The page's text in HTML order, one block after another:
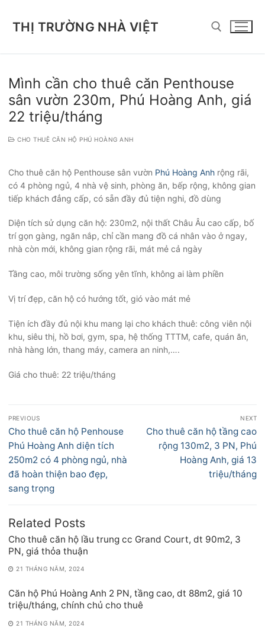
THỊ TRƯỜNG NHÀ VIỆT
Mình cần cho thuê căn Penthouse
sân vườn 230m, Phú Hoàng Anh, giá
22 triệu/tháng
CHO THUÊ CĂN HỘ PHÚ HOÀNG ANH
Cho thuê căn hộ Penthouse sân vườn Phú Hoàng Anh rộng rãi,
có 4 phòng ngủ, 4 nhà vệ sinh, phòng ăn, bếp rộng, không gian
tiếp khách đẳng cấp, có sẵn đầy đủ tiện nghi, đồ dùng
Diện tích sử dụng căn hộ: 230m2, nội thất Châu Âu cao cấp, bố
trí gọn gàng, ngăn nắp, chỉ cần mang đồ cá nhân vào ở ngay,
nhà còn mới, không gian rộng rãi, mát mẻ cả ngày
Tầng cao, môi trường sống yên tĩnh, không ai làm phiền
Vị trí đẹp, căn hộ có hướng tốt, gió vào mát mẻ
Tiện ích đầy đủ nội khu mang lại cho khách thuê: công viên nội
khu, siêu thị, hồ bơi, gym, spa, hệ thống TTTM, cafe, quán ăn,
nhà hàng lớn, thang máy, camera an ninh,….
Giá cho thuê: 22 triệu/tháng
Điều
hướng
bài
viết
PREVIOUS
Previous
post:
Cho thuê căn hộ Penhouse
Phú Hoàng Anh diện tích
250m2 có 4 phòng ngủ, nhà
đã hoàn thiện bao đẹp,
sang trọng
NEXT
Next
post:
Cho thuê căn hộ tầng cao
rộng 130m2, 3 PN, Phú
Hoàng Anh, giá 13
triệu/tháng
Related Posts
Cho thuê căn hộ lầu trung cc Grand Court, dt 90m2, 3
PN, giá thỏa thuận
21 THÁNG NĂM, 2024
Căn hộ Phú Hoàng Anh 2 PN, tầng cao, dt 88m2, giá 10
triệu/tháng, chính chủ cho thuê
21 THÁNG NĂM, 2024